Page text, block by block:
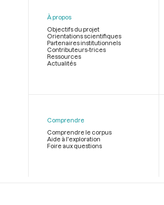
page
À propos
Objectifs du projet
Orientations scientifiques
Partenaires institutionnels
Contributeurs-trices
Ressources
Actualités
Comprendre
Comprendre le corpus
Aide à l'exploration
Foire aux questions